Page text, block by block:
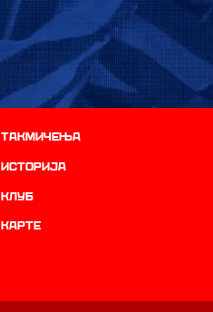
Такмичења
историја
Клуб
Карте